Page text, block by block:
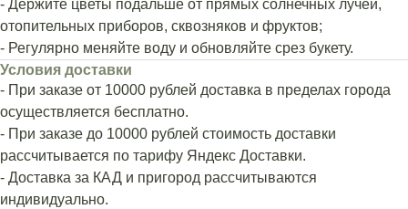
- Держите цветы подальше от прямых солнечных лучей,
отопительных приборов, сквозняков и фруктов;
- Регулярно меняйте воду и обновляйте срез букету.
Условия доставки
- При заказе от 10000 рублей доставка в пределах города
осуществляется бесплатно.
- При заказе до 10000 рублей стоимость доставки
рассчитывается по тарифу Яндекс Доставки.
- Доставка за КАД и пригород рассчитываются
индивидуально.